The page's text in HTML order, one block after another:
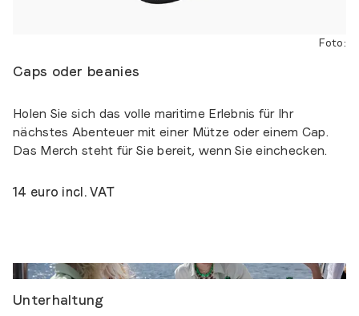
Foto:
Caps oder beanies
Holen Sie sich das volle maritime Erlebnis für Ihr
nächstes Abenteuer mit einer Mütze oder einem Cap.
Das Merch steht für Sie bereit, wenn Sie einchecken.
14 euro incl. VAT
Foto:Antonia Dipner
Unterhaltung